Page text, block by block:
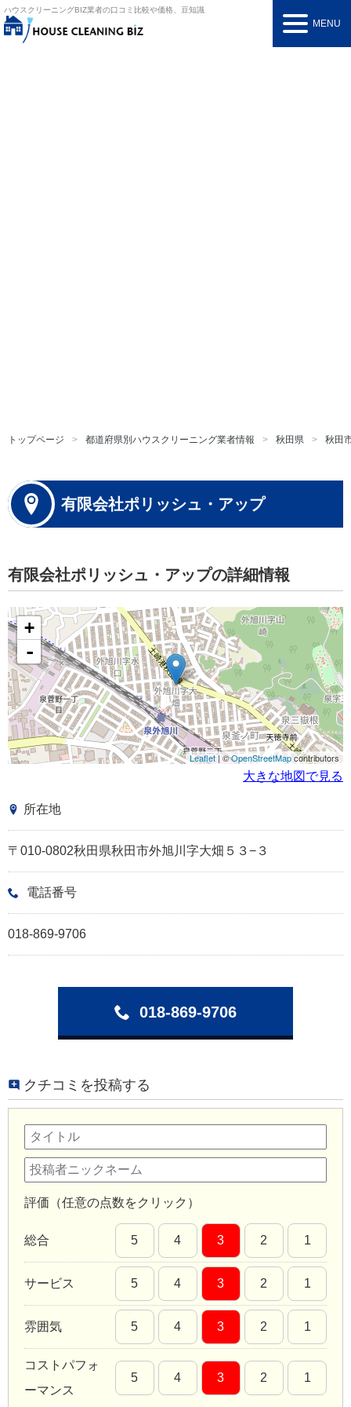
ハウスクリーニングBIZ業者の口コミ比較や価格、豆知識
MENU
トップページ 都道府県別ハウスクリーニング業者情報 秋田県 秋田
有限会社ポリッシュ・アップ
有限会社ポリッシュ・アップの詳細情報
+
-
Leaflet| ©OpenStreetMapcontributors
大きな地図で見る
所在地
〒010-0802秋田県秋田市外旭川字大畑５３−３
電話番号
018-869-9706
018-869-9706
クチコミを投稿する
評価（任意の点数をクリック）
総合 5 4 3 2 1
サービス 5 4 3 2 1
雰囲気 5 4 3 2 1
コストパフォ
ーマンス
5 4 3 2 1